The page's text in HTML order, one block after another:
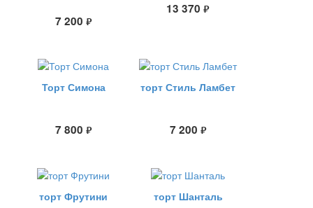
7 200 руб.
13 370 руб.
Торт Симона
7 800 руб.
торт Стиль Ламбет
7 200 руб.
торт Фрутини торт Шанталь